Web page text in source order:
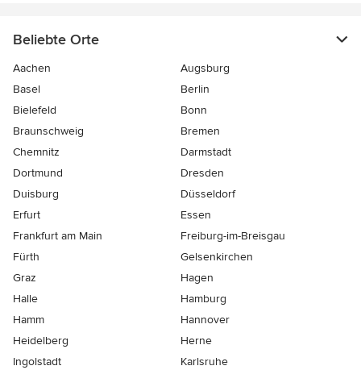
Beliebte Orte
Aachen
Augsburg
Basel
Berlin
Bielefeld
Bonn
Braunschweig
Bremen
Chemnitz
Darmstadt
Dortmund
Dresden
Duisburg
Düsseldorf
Erfurt
Essen
Frankfurt am Main
Freiburg-im-Breisgau
Fürth
Gelsenkirchen
Graz
Hagen
Halle
Hamburg
Hamm
Hannover
Heidelberg
Herne
Ingolstadt
Karlsruhe